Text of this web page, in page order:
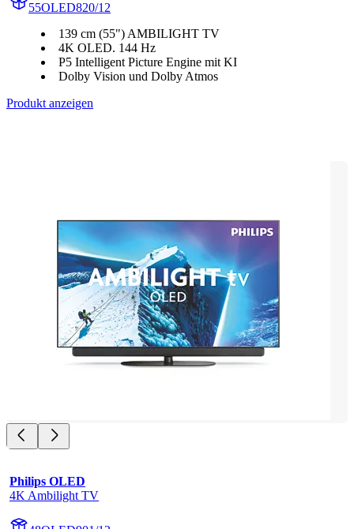
55OLED820/12
139 cm (55") AMBILIGHT TV
4K OLED. 144 Hz
P5 Intelligent Picture Engine mit KI
Dolby Vision und Dolby Atmos
Produkt anzeigen
Philips OLED
4K Ambilight TV